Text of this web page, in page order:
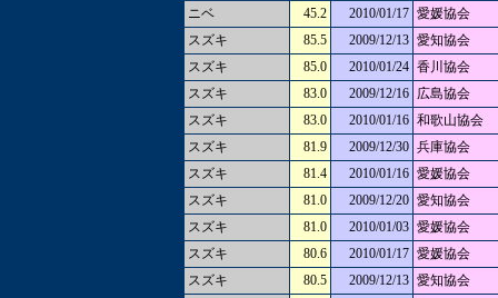
ニベ
45.2 2010/01/17 愛媛協会
スズキ
85.5 2009/12/13 愛知協会
スズキ
85.0 2010/01/24 香川協会
スズキ
83.0 2009/12/16 広島協会
スズキ
83.0 2010/01/16 和歌山協会
スズキ
81.9 2009/12/30 兵庫協会
スズキ
81.4 2010/01/16 愛媛協会
スズキ
81.0 2009/12/20 愛知協会
スズキ
81.0 2010/01/03 愛媛協会
スズキ
80.6 2010/01/17 愛媛協会
スズキ
80.5 2009/12/13 愛知協会